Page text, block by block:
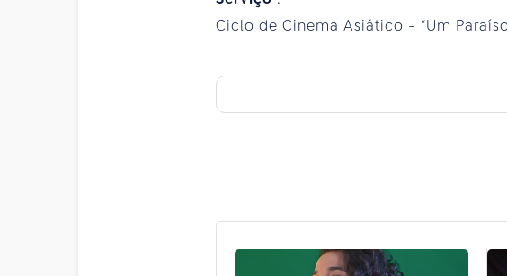
Ciclo de Cinema Asiático - “Um